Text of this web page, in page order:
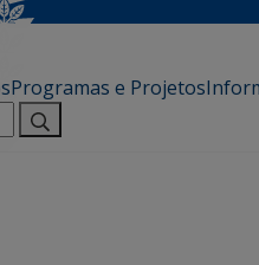
Programas e Projetos